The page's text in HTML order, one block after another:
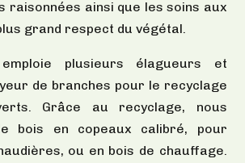
raisonnées ainsi que les soins aux
grand respect du végétal.
plusieurs élagueurs et
de branches pour le recyclage
Grâce au recyclage, nous
bois en copeaux calibré, pour
ou en bois de chauffage.